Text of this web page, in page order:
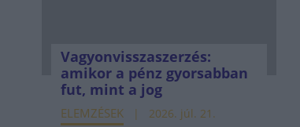
Vagyonvisszaszerzés:
amikor a pénz gyorsabban
fut, mint a jog
ELEMZÉSEK 2026. júl. 21.